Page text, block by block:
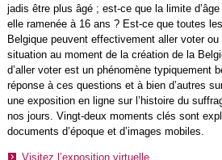
jadis être plus âgé ; est-ce que la limite
elle ramenée à 16 ans ? Est-ce que toutes
Belgique peuvent effectivement aller voter
situation au moment de la création de la
d’aller voter est un phénomène typiquement
réponse à ces questions et à bien d’autres
une exposition en ligne sur l’histoire du
nos jours. Vingt-deux moments clés sont
documents d’époque et d’images mobiles.
Visitez l’exposition virtuelle